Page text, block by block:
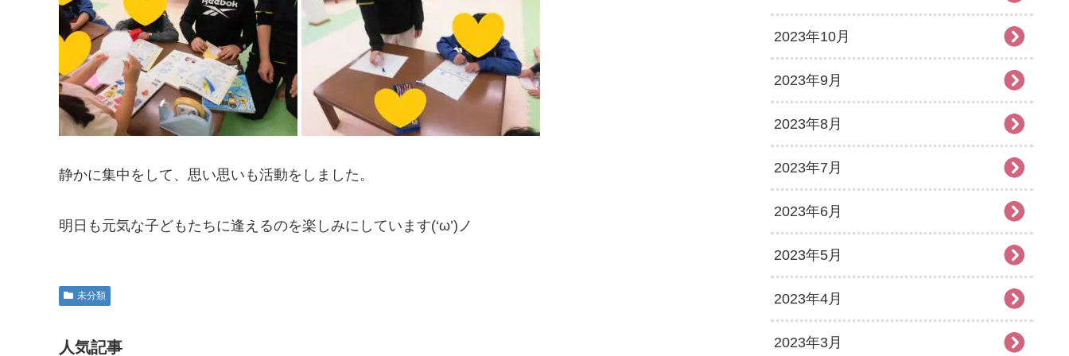
静かに集中をして、思い思いも活動をしました。
明日も元気な子どもたちに逢えるのを楽しみにしています(‘ω’)ノ
未分類
人気記事
2023年10月
2023年9月
2023年8月
2023年7月
2023年6月
2023年5月
2023年4月
2023年3月